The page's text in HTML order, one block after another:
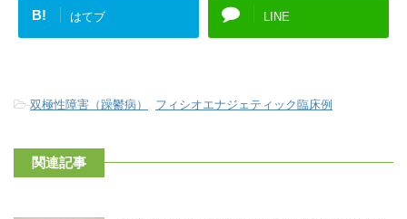
B! はてブ LINE
-双極性障害（躁鬱病） , フィシオエナジェティック臨床例
関連記事